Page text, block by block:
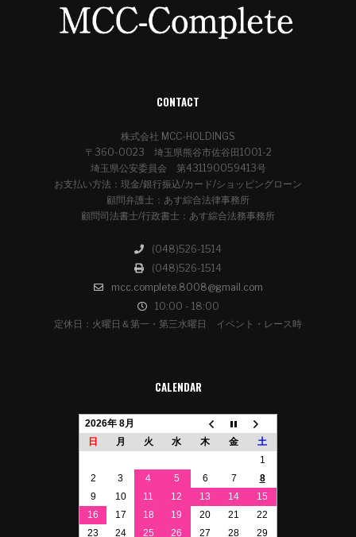
CONTACT
株式会社 MCC-HOLDINGS
〒360-0023 埼玉県熊谷市佐谷田1001-2
埼玉県公安委員会 第431190059413号
お支払い方法：現金/銀行振込/カード/ショッピングローン
顧問弁護士：あす綜合法律事務所
顧問司法書士/行政書士：あす綜合法務事務所
(048)526-1514
(048)526-1514
mcc.complete.8008@gmail.com
10:00 - 18:00
定休日：火曜日＆第一・第三水曜日 イベント・レース時
CALENDAR
2026年 8月
日
月 火 水 木 金
土
1
2
3 4 5 6 7
8
9
10 11 12 13 14
15
16
17 18 19 20 21
22
23
24 25 26 27 28 29